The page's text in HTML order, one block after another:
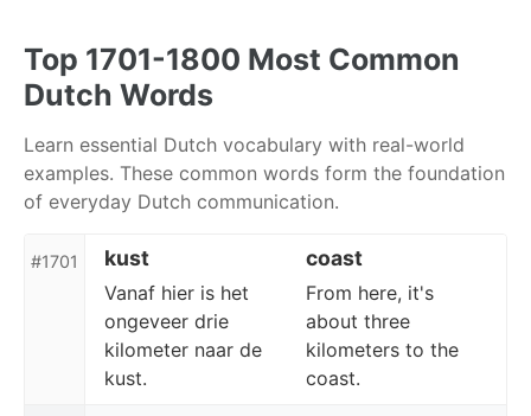
primary
navigation
content
footer
Top 1701-1800 Most Common
Dutch Words
Learn essential Dutch vocabulary with real-world
examples. These common words form the foundation
of everyday Dutch communication.
#1701 kust coast
Vanaf hier is het
ongeveer drie
kilometer naar de
kust.
From here, it's
about three
kilometers to the
coast.